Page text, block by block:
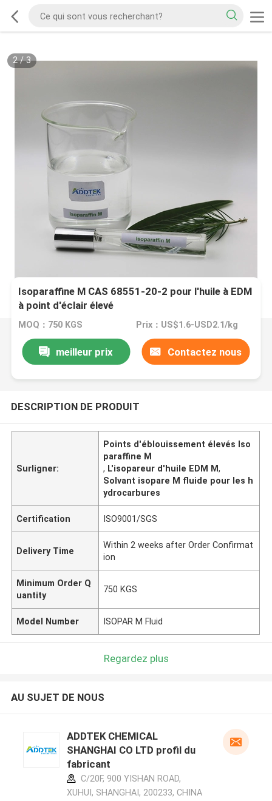
2/3
Isoparaffine M CAS 68551-20-2 pour l'huile à EDM
à point d'éclair élevé
MOQ：750 KGS Prix：US$1.6-USD2.1/kg
meilleur prix Contactez nous
DESCRIPTION DE PRODUIT
Surligner:
Points d'éblouissement élevés Iso
paraffine M
, L'isopareur d'huile EDM M,
Solvant isopare M fluide pour les h
ydrocarbures
Certification ISO9001/SGS
Delivery Time
Within 2 weeks after Order Confirmat
ion
Minimum Order Q
uantity
750 KGS
Model Number ISOPAR M Fluid
Regardez plus
AU SUJET DE NOUS
ADDTEK CHEMICAL
SHANGHAI CO LTD profil du
fabricant
C/20F, 900 YISHAN ROAD,
XUHUI, SHANGHAI, 200233, CHINA